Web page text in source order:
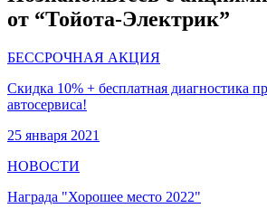
от “Тойота-Электрик”
БЕССРОЧНАЯ АКЦИЯ
Скидка 10% + бесплатная диагностика
автосервиса!
25 января 2021
НОВОСТИ
Награда "Хорошее место 2022"